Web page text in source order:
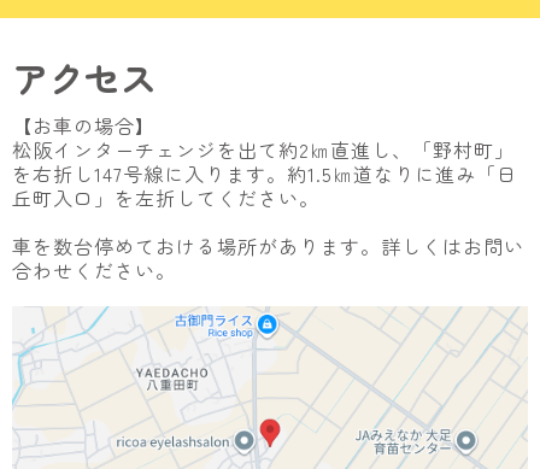
アクセス
【お車の場合】
松阪インターチェンジを出て約2㎞直進し、「野村町」
を右折し147号線に入ります。約1.5㎞道なりに進み「日
丘町入口」を左折してください。
車を数台停めておける場所があります。詳しくはお問い
合わせください。